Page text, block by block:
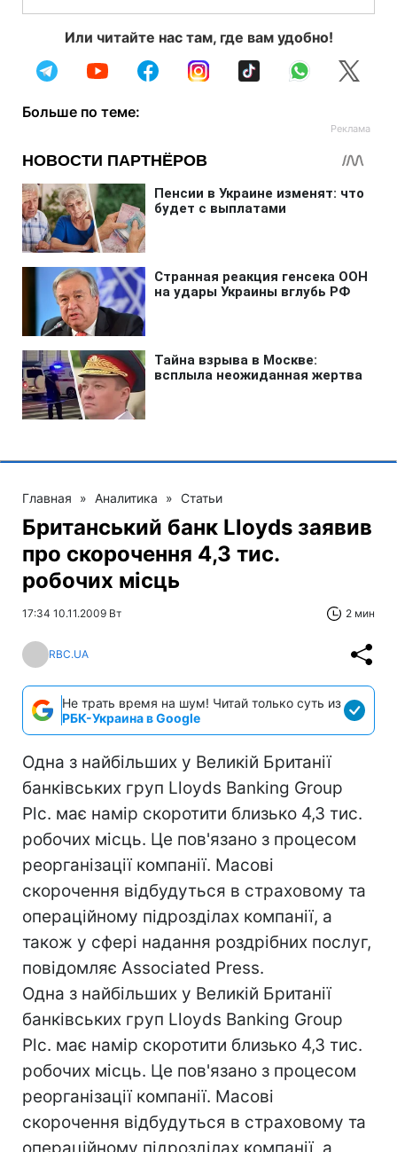
Или читайте нас там, где вам удобно!
Больше по теме:
Главная » Аналитика » Статьи
Британський банк Lloyds заявив
про скорочення 4,3 тис.
робочих місць
17:34 10.11.2009 Вт 2 мин
RBC.UA
Не трать время на шум! Читай только суть из
РБК-Украина в Google
Одна з найбільших у Великій Британії
банківських груп Lloyds Banking Group
Plc. має намір скоротити близько 4,3 тис.
робочих місць. Це пов'язано з процесом
реорганізації компанії. Масові
скорочення відбудуться в страховому та
операційному підрозділах компанії, а
також у сфері надання роздрібних послуг,
повідомляє Associated Press.
Одна з найбільших у Великій Британії
банківських груп Lloyds Banking Group
Plc. має намір скоротити близько 4,3 тис.
робочих місць. Це пов'язано з процесом
реорганізації компанії. Масові
скорочення відбудуться в страховому та
операційному підрозділах компанії, а